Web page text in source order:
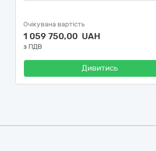
Очікувана вартість
1 059 750,00 UAH
з ПДВ
Дивитись